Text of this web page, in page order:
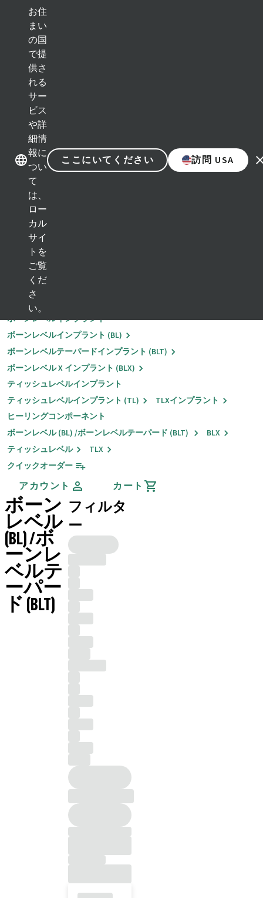
お住
まい
の国
で提
供さ
れる
サー
ビス
や詳
細情
報に
つい
て
は、
ロー
カル
サイ
トを
ご覧
くだ
さ
い。
ここにいてください 訪問 USA
カテゴリー
インプラントソリューション
補綴ソリューション
再生ソリューション
インスツルメント＆アクセサリー
デジタルソリューション
アシスタント
戻る
インプラントソリューション
ボーンレベルインプラント
ボーンレベルインプラント (BL)
ボーンレベルテーパードインプラント (BLT)
ボーンレベル X インプラント (BLX)
ティッシュレベルインプラント
ティッシュレベルインプラント (TL)
TLXインプラント
ヒーリングコンポーネント
ボーンレベル (BL) /ボーンレベルテーパード (BLT)
BLX
ティッシュレベル
TLX
クイックオーダー
アカウント カート
ボーン
レベル
(BL) /ボ
ーンレ
ベルテ
ーパー
ド (BLT)
フィルタ
ー